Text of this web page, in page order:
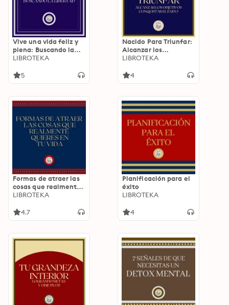
Vive una vida feliz y
plena: Buscando la
Libertad
LIBROTEKA
5
Nacido Para Triunfar:
Alcanzar los
objetivos, Conquistar
LIBROTEKA
4
Formas de atraer las
cosas que realmente
quieres en tu vida
LIBROTEKA
4.7
Planificación para el
éxito
LIBROTEKA
4